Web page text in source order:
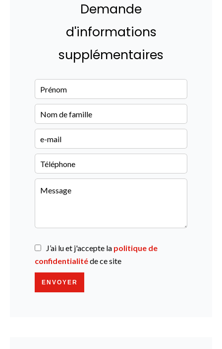
Demande
d'informations
supplémentaires
J’ai lu et j'accepte la politique de
confidentialitéde ce site
ENVOYER